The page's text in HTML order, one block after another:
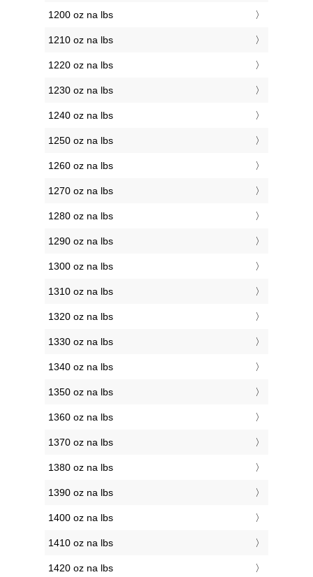
1200 oz na lbs
1210 oz na lbs
1220 oz na lbs
1230 oz na lbs
1240 oz na lbs
1250 oz na lbs
1260 oz na lbs
1270 oz na lbs
1280 oz na lbs
1290 oz na lbs
1300 oz na lbs
1310 oz na lbs
1320 oz na lbs
1330 oz na lbs
1340 oz na lbs
1350 oz na lbs
1360 oz na lbs
1370 oz na lbs
1380 oz na lbs
1390 oz na lbs
1400 oz na lbs
1410 oz na lbs
1420 oz na lbs